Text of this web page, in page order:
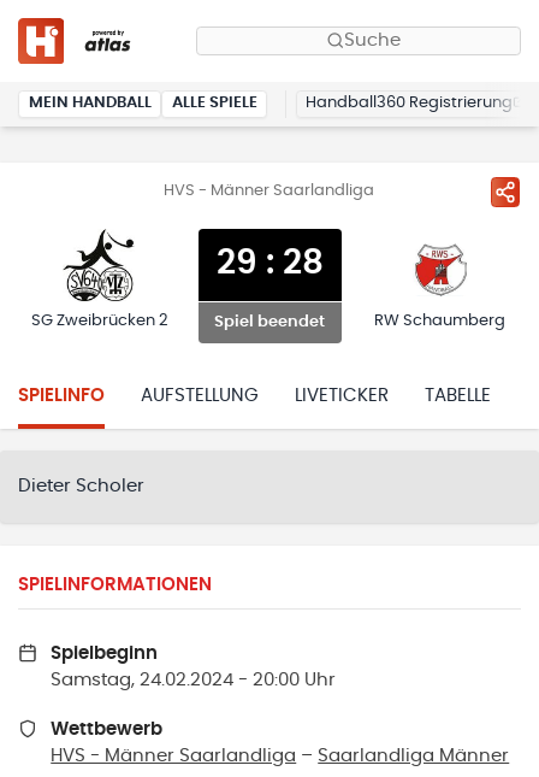
Suche
MEIN HANDBALL ALLE SPIELE Handball360 Registrierung
HVS - Männer Saarlandliga
SG Zweibrücken 2
29 : 28
Spiel beendet RW Schaumberg
SPIELINFO AUFSTELLUNG LIVETICKER TABELLE
Dieter Scholer
SPIELINFORMATIONEN
Spielbeginn
Samstag, 24.02.2024 - 20:00 Uhr
Wettbewerb
HVS - Männer Saarlandliga – Saarlandliga Männer